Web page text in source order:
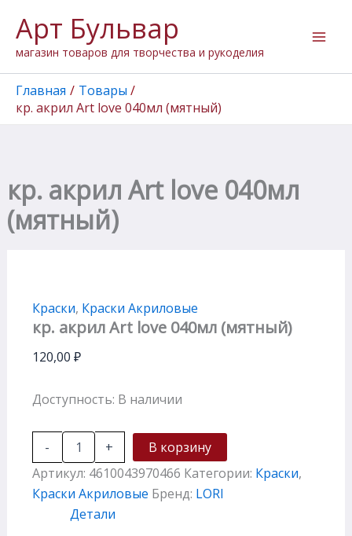
содержимому
Арт Бульвар
магазин товаров для творчества и рукоделия
Главная
Товары
кр. акрил Art love 040мл (мятный)
кр. акрил Art love 040мл
(мятный)
Краски, Краски Акриловые
кр. акрил Art love 040мл (мятный)
120,00 ₽
Доступность: В наличии
-
товара
кр.
акрил
Art
love
(мятный)
+
В корзину
Артикул: 4610043970466 Категории: Краски,
Краски Акриловые Бренд: LORI
Детали